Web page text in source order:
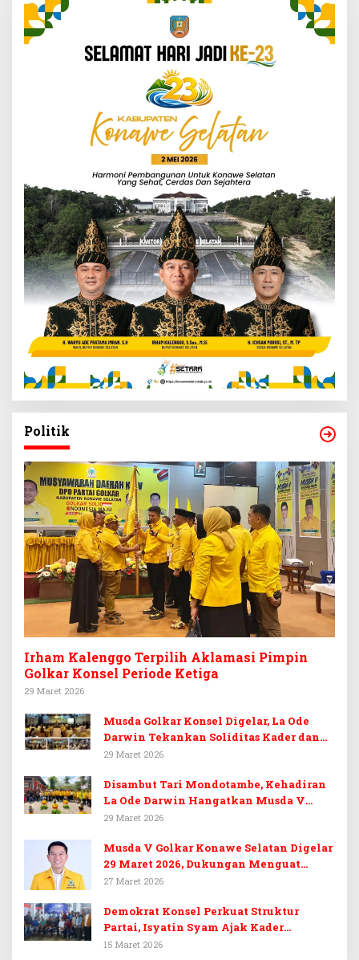
Politik
Irham Kalenggo Terpilih Aklamasi Pimpin
Golkar Konsel Periode Ketiga
29 Maret 2026
Musda Golkar Konsel Digelar, La Ode
Darwin Tekankan Soliditas Kader dan
Target 14 Kursi DPRD Konawe Selatan
29 Maret 2026
Disambut Tari Mondotambe, Kehadiran
La Ode Darwin Hangatkan Musda V
Golkar Konsel
29 Maret 2026
Musda V Golkar Konawe Selatan Digelar
29 Maret 2026, Dukungan Menguat
untuk Irham Kalenggo
27 Maret 2026
Demokrat Konsel Perkuat Struktur
Partai, Isyatin Syam Ajak Kader
Kembalikan Kejayaan
15 Maret 2026